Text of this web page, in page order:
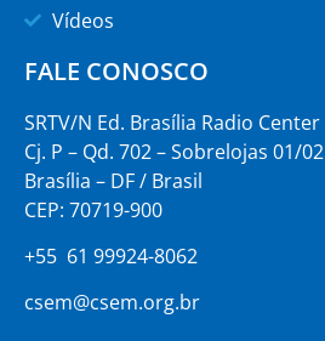
Vídeos
FALE CONOSCO
SRTV/N Ed. Brasília Radio Center
Cj. P – Qd. 702 – Sobrelojas 01/02
Brasília – DF / Brasil
CEP: 70719-900
+55 61 99924-8062
csem@csem.org.br